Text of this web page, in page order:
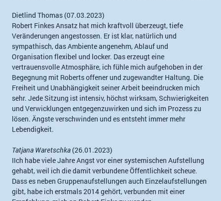
Dietlind Thomas (07.03.2023)
Robert Finkes Ansatz hat mich kraftvoll überzeugt, tiefe
Veränderungen angestossen. Er ist klar, natürlich und
sympathisch, das Ambiente angenehm, Ablauf und
Organisation flexibel und locker. Das erzeugt eine
vertrauensvolle Atmosphäre, ich fühle mich aufgehoben in der
Begegnung mit Roberts offener und zugewandter Haltung. Die
Freiheit und Unabhängigkeit seiner Arbeit beeindrucken mich
sehr. Jede Sitzung ist intensiv, höchst wirksam, Schwierigkeiten
und Verwicklungen entgegenzuwirken und sich im Prozess zu
lösen. Ängste verschwinden und es entsteht immer mehr
Lebendigkeit.
Tatjana Waretschka (26.01.2023)
IIch habe viele Jahre Angst vor einer systemischen Aufstellung
gehabt, weil ich die damit verbundene Öffentlichkeit scheue.
Dass es neben Gruppenaufstellungen auch Einzelaufstellungen
gibt, habe ich erstmals 2014 gehört, verbunden mit einer